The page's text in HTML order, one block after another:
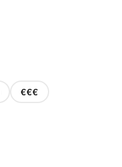
prix